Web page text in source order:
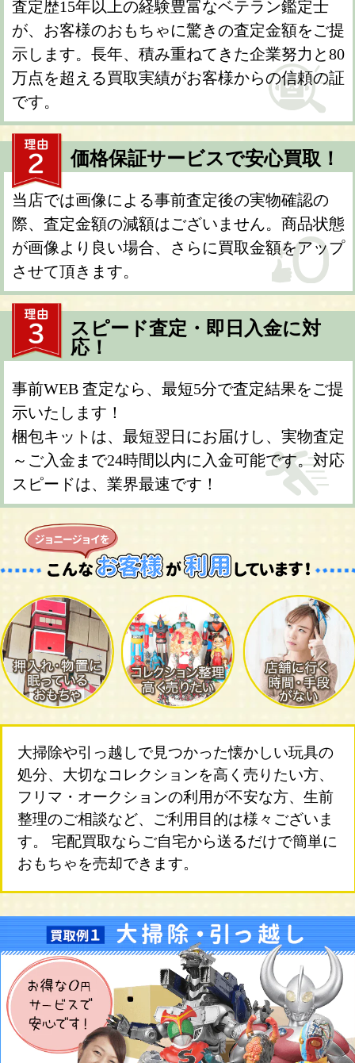
査定歴15年以上の経験豊富なベテラン鑑定士
が、お客様のおもちゃに驚きの査定金額をご提
示します。長年、積み重ねてきた企業努力と80
万点を超える買取実績がお客様からの信頼の証
です。
価格保証サービスで安心買取！
当店では画像による事前査定後の実物確認の
際、査定金額の減額はございません。商品状態
が画像より良い場合、さらに買取金額をアップ
させて頂きます。
スピード査定・即日入金に対
応！
事前WEB 査定なら、最短5分で査定結果をご提
示いたします！
梱包キットは、最短翌日にお届けし、実物査定
～ご入金まで24時間以内に入金可能です。対応
スピードは、業界最速です！
大掃除や引っ越しで見つかった懐かしい玩具の
処分、大切なコレクションを高く売りたい方、
フリマ・オークションの利用が不安な方、生前
整理のご相談など、ご利用目的は様々ございま
す。 宅配買取ならご自宅から送るだけで簡単に
おもちゃを売却できます。